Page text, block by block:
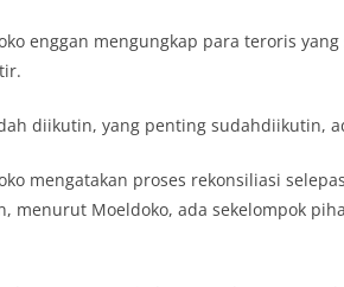
enggan mengungkap para teroris
diikutin, yang penting sudahdiikutin,
mengatakan proses rekonsiliasi
menurut Moeldoko, ada sekelompok